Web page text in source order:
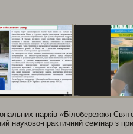
парків «Білобережжя
науково-практичний семінар з